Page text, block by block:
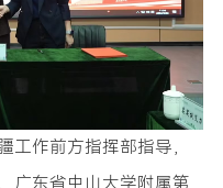
工作前方指挥部指导，
广东省中山大学附属第